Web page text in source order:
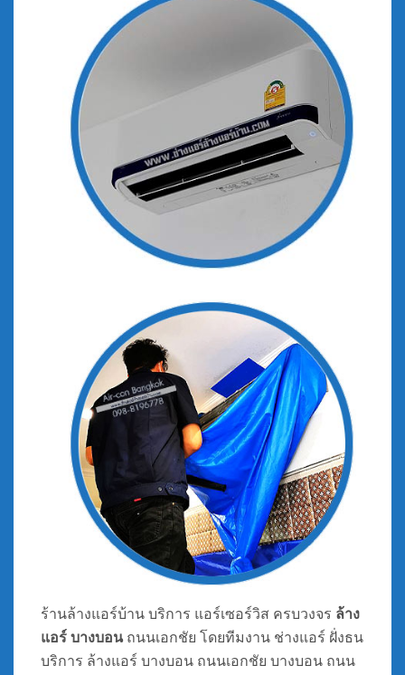
ร้านล้างแอร์บ้าน บริการ แอร์เซอร์วิส ครบวงจร ล้าง
แอร์ บางบอนถนนเอกชัย โดยทีมงาน ช่างแอร์ ฝั่งธน
บริการ ล้างแอร์ บางบอน ถนนเอกชัย บางบอน ถนน